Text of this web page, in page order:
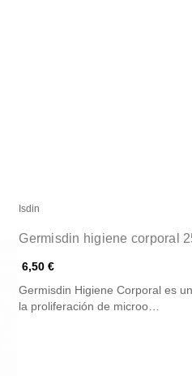
Isdin
Germisdin higiene corporal
6,50 €
Germisdin Higiene Corporal es
la proliferación de microo…